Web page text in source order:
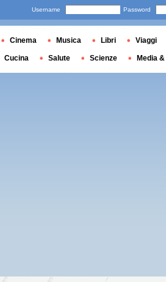
Username Password
Cinema Musica Libri Viaggi
Cucina Salute Scienze Media